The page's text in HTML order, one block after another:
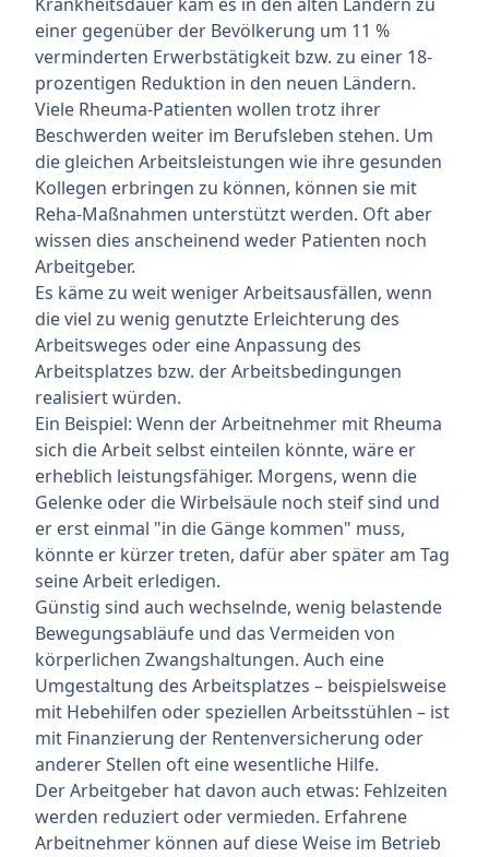
Krankheitsdauer kam es in den alten Ländern zu
einer gegenüber der Bevölkerung um 11 %
verminderten Erwerbstätigkeit bzw. zu einer 18-
prozentigen Reduktion in den neuen Ländern.
Viele Rheuma-Patienten wollen trotz ihrer
Beschwerden weiter im Berufsleben stehen. Um
die gleichen Arbeitsleistungen wie ihre gesunden
Kollegen erbringen zu können, können sie mit
Reha-Maßnahmen unterstützt werden. Oft aber
wissen dies anscheinend weder Patienten noch
Arbeitgeber.
Es käme zu weit weniger Arbeitsausfällen, wenn
die viel zu wenig genutzte Erleichterung des
Arbeitsweges oder eine Anpassung des
Arbeitsplatzes bzw. der Arbeitsbedingungen
realisiert würden.
Ein Beispiel: Wenn der Arbeitnehmer mit Rheuma
sich die Arbeit selbst einteilen könnte, wäre er
erheblich leistungsfähiger. Morgens, wenn die
Gelenke oder die Wirbelsäule noch steif sind und
er erst einmal "in die Gänge kommen" muss,
könnte er kürzer treten, dafür aber später am Tag
seine Arbeit erledigen.
Günstig sind auch wechselnde, wenig belastende
Bewegungsabläufe und das Vermeiden von
körperlichen Zwangshaltungen. Auch eine
Umgestaltung des Arbeitsplatzes – beispielsweise
mit Hebehilfen oder speziellen Arbeitsstühlen – ist
mit Finanzierung der Rentenversicherung oder
anderer Stellen oft eine wesentliche Hilfe.
Der Arbeitgeber hat davon auch etwas: Fehlzeiten
werden reduziert oder vermieden. Erfahrene
Arbeitnehmer können auf diese Weise im Betrieb